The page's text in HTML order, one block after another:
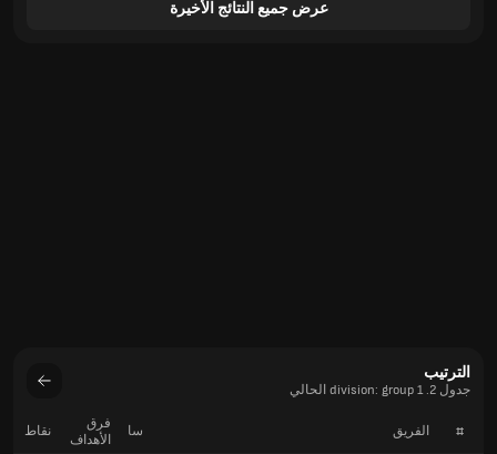
عرض جميع النتائج الأخيرة
الترتيب
جدول 2. division: group 1 الحالي
# الفريق سا
فرق
الأهداف
نقاط